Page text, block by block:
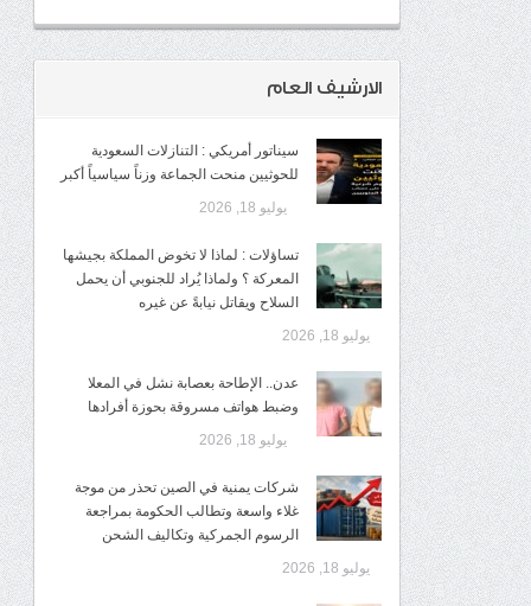
الارشيف العام
سيناتور أمريكي : التنازلات السعودية
للحوثيين منحت الجماعة وزناً سياسياً أكبر
يوليو 18, 2026
تساؤلات : لماذا لا تخوض المملكة بجيشها
المعركة ؟ ولماذا يُراد للجنوبي أن يحمل
السلاح ويقاتل نيابةً عن غيره
يوليو 18, 2026
عدن.. الإطاحة بعصابة نشل في المعلا
وضبط هواتف مسروقة بحوزة أفرادها
يوليو 18, 2026
شركات يمنية في الصين تحذر من موجة
غلاء واسعة وتطالب الحكومة بمراجعة
الرسوم الجمركية وتكاليف الشحن
يوليو 18, 2026